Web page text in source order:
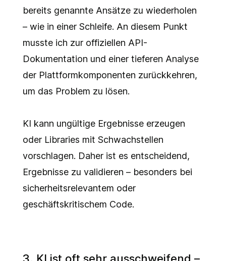
bereits genannte Ansätze zu wiederholen
– wie in einer Schleife. An diesem Punkt
musste ich zur offiziellen API-
Dokumentation und einer tieferen Analyse
der Plattformkomponenten zurückkehren,
um das Problem zu lösen.
KI kann ungültige Ergebnisse erzeugen
oder Libraries mit Schwachstellen
vorschlagen. Daher ist es entscheidend,
Ergebnisse zu validieren – besonders bei
sicherheitsrelevantem oder
geschäftskritischem Code.